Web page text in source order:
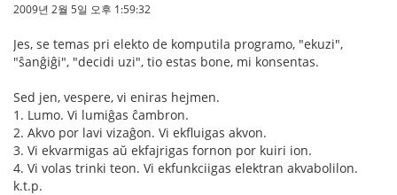
2009년 2월 5일 오후 1:59:32
Jes, se temas pri elekto de komputila programo, "ekuzi",
"ŝanĝiĝi", "decidi uzi", tio estas bone, mi konsentas.
Sed jen, vespere, vi eniras hejmen.
1. Lumo. Vi lumiĝas ĉambron.
2. Akvo por lavi vizaĝon. Vi ekfluigas akvon.
3. Vi ekvarmigas aŭ ekfajrigas fornon por kuiri ion.
4. Vi volas trinki teon. Vi ekfunkciigas elektran akvabolilon.
k.t.p.